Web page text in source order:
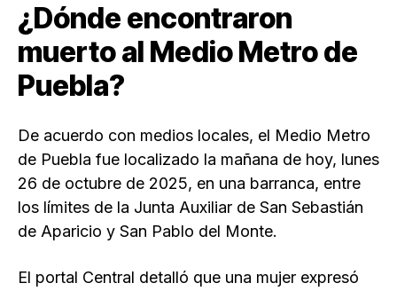
¿Dónde encontraron
muerto al Medio Metro de
Puebla?
De acuerdo con medios locales, el Medio Metro
de Puebla fue localizado la mañana de hoy, lunes
26 de octubre de 2025, en una barranca, entre
los límites de la Junta Auxiliar de San Sebastián
de Aparicio y San Pablo del Monte.
El portal Central detalló que una mujer expresó